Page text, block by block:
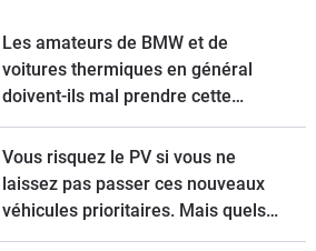
Les amateurs de BMW et de
voitures thermiques en général
doivent-ils mal prendre cette
nouvelle ?
Vous risquez le PV si vous ne
laissez pas passer ces nouveaux
véhicules prioritaires. Mais quels
sont-ils ?